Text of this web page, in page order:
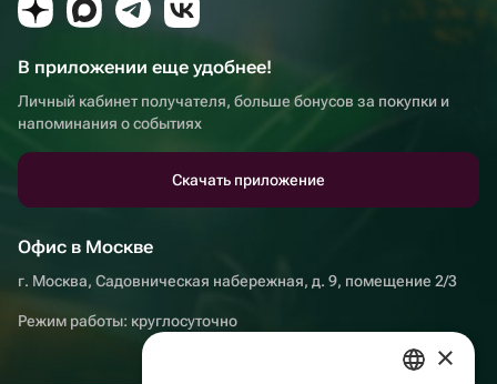
В приложении еще удобнее!
Личный кабинет получателя, больше бонусов за покупки и
напоминания о событиях
Скачать приложение
Офис в Москве
г. Москва, Садовническая набережная, д. 9, помещение 2/3
Режим работы: круглосуточно
×